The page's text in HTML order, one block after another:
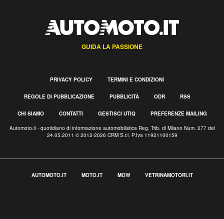
GUIDA LA PASSIONE
PRIVACY POLICY TERMINI E CONDIZIONI
REGOLE DI PUBBLICAZIONE PUBBLICITÀ ODR RSS
CHI SIAMO CONTATTI GESTISCI UTIQ PREFERENZE MAILING
Automoto.it - quotidiano di informazione automobilistica Reg. Trib. di Milano Num. 277 del
24.05.2011 © 2012-2026 CRM S.r.l. P.Iva 11921100159
AUTOMOTO.IT MOTO.IT MOW VETRINAMOTORI.IT